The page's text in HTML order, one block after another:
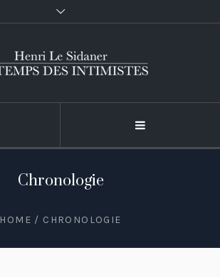
Chronologie
HOME / CHRONOLOGIE